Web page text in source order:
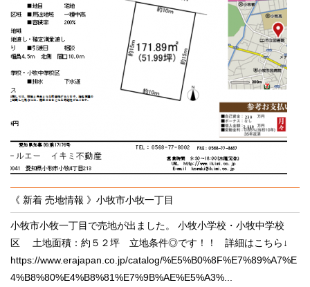
《 新着 売地情報 》小牧市小牧一丁目
小牧市小牧一丁目で売地が出ました。 小牧小学校・小牧中学校
区 土地面積：約５２坪 立地条件◎です！！ 詳細はこちら↓
https://www.erajapan.co.jp/catalog/%E5%B0%8F%E7%89%A7%E
4%B8%80%E4%B8%81%E7%9B%AE%E5%A3%...